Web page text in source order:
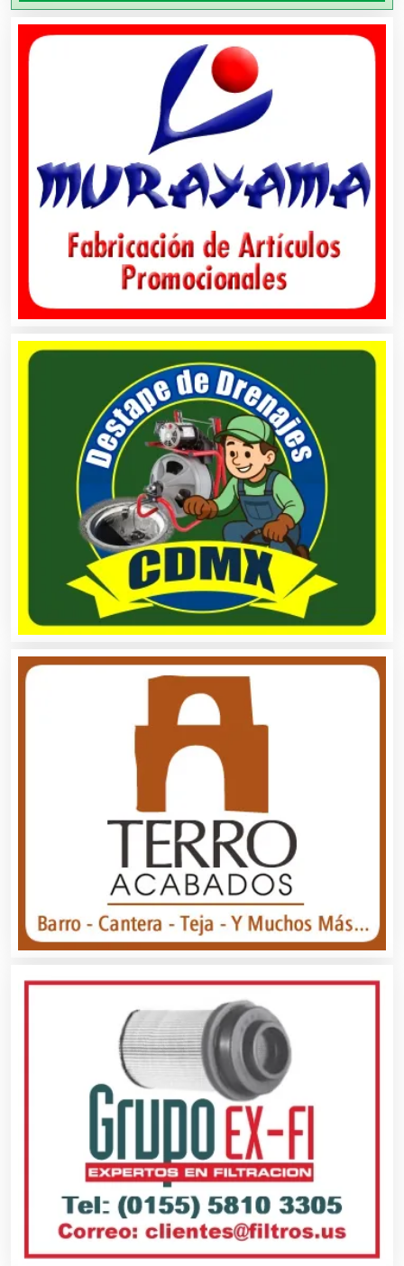
Artes Gráficas
Artesanías
Artículos de Oficina
Artículos Deportivos
Artículos Importados
Artículos para el Hogar
Artículos para Regalos
Artículos Personales
Artículos Publicitarios
Aseguradoras
Asesores Técnicos
Asesoría Fiscal
Asociaciones Civiles
Asociaciones Empresariales
Audio, Sonido e Iluminación